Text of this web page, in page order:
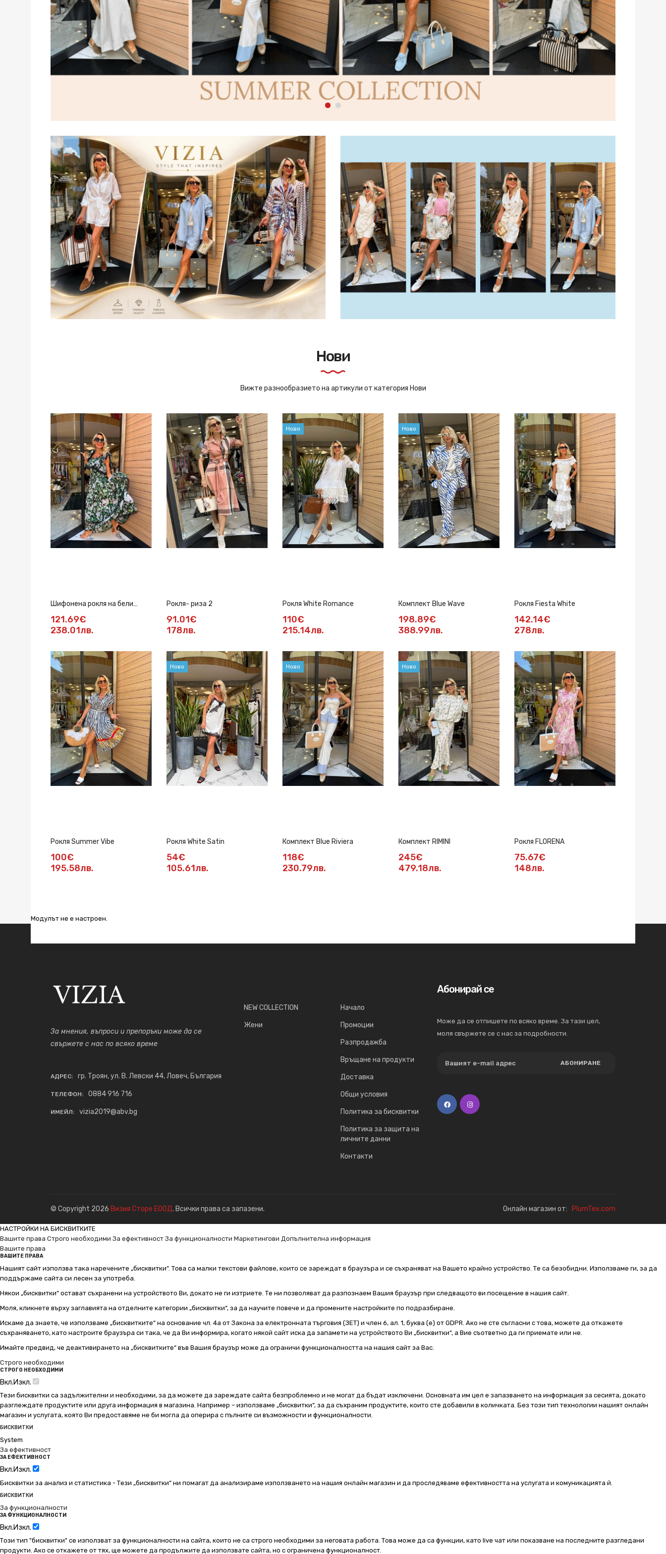
Нови
Вижте разнообразието на артикули от категория Нови
Шифонена рокля на бели
цветя
121.69€
238.01лв.
Рокля Summer Vibe
100€
195.58лв.
Рокля- риза 2
91.01€
178лв.
Ново
Рокля White Satin
54€
105.61лв.
Ново
Рокля White Romance
110€
215.14лв.
Ново
Комплект Blue Riviera
118€
230.79лв.
Ново
Комплект Blue Wave
198.89€
388.99лв.
Ново
Комплект RIMINI
245€
479.18лв.
Рокля Fiesta White
142.14€
278лв.
Рокля FLORENA
75.67€
148лв.
Модулът не е настроен.
За мнения, въпроси и препоръки може да се
свържете с нас по всяко време
АДРЕС: гр. Троян, ул. В. Левски 44, Ловеч, България
ТЕЛЕФОН: 0884 916 716
ИМЕЙЛ: vizia2019@abv.bg
NEW COLLECTION
Жени
Начало
Промоции
Разпродажба
Връщане на продукти
Доставка
Общи условия
Политика за бисквитки
Политика за защита на
личните данни
Контакти
Абонирай се
Може да се отпишете по всяко време. За тази цел,
моля свържете се с нас за подробности.
АБОНИРАНЕ
© Copyright 2026 Визия Сторе ЕООД. Всички права са запазени. Онлайн магазин от: PlumTex.com
НАСТРОЙКИ НА БИСКВИТКИТЕ
Вашите права Строго необходими За ефективност За функционалности Маркетингови Допълнителна информация
Вашите права
ВАШИТЕ ПРАВА
Нашият сайт използва така наречените „бисквитки“. Това са малки текстови файлове, които се зареждат в браузъра и се съхраняват на Вашето крайно устройство. Те са безобидни. Използваме ги, за да
поддържаме сайта си лесен за употреба.
Някои „бисквитки“ остават съхранени на устройството Ви, докато не ги изтриете. Те ни позволяват да разпознаем Вашия браузър при следващото ви посещение в нашия сайт.
Моля, кликнете върху заглавията на отделните категории „бисквитки“, за да научите повече и да промените настройките по подразбиране.
Искаме да знаете, че използваме „бисквитките“ на основание чл. 4а от Закона за електронната търговия (ЗЕТ) и член 6, ал. 1, буква (е) от GDPR. Ако не сте съгласни с това, можете да откажете
съхраняването, като настроите браузъра си така, че да Ви информира, когато някой сайт иска да запамети на устройството Ви „бисквитки“, а Вие съответно да ги приемате или не.
Имайте предвид, че деактивирането на „бисквитките“ във Вашия браузър може да ограничи функционалността на нашия сайт за Вас.
Строго необходими
СТРОГО НЕОБХОДИМИ
Вкл.Изкл.
Тези бисквитки са задължителни и необходими, за да можете да зареждате сайта безпроблемно и не могат да бъдат изключени. Основната им цел е запазването на информация за сесията, докато
разглеждате продуктите или друга информация в магазина. Например – използваме „бисквитки“, за да съхраним продуктите, които сте добавили в количката. Без този тип технологии нашият онлайн
магазин и услугата, която Ви предоставяме не би могла да оперира с пълните си възможности и функционалности.
БИСКВИТКИ
System
За ефективност
ЗА ЕФЕКТИВНОСТ
Вкл.Изкл.
Бисквитки за анализ и статистика - Тези „бисквитки“ ни помагат да анализираме използването на нашия онлайн магазин и да проследяваме ефективността на услугата и комуникацията й.
БИСКВИТКИ
За функционалности
ЗА ФУНКЦИОНАЛНОСТИ
Вкл.Изкл.
Този тип "бисквитки" се използват за функционалности на сайта, които не са строго необходими за неговата работа. Това може да са функции, като live чат или показване на последните разгледани
продукти. Ако се откажете от тях, ще можете да продължите да използвате сайта, но с ограничена функционалност.